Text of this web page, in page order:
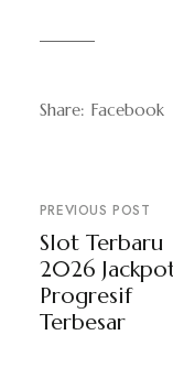
Share: Facebook
PREVIOUS POST
Slot Terbaru
2026
Progresif
Terbesar